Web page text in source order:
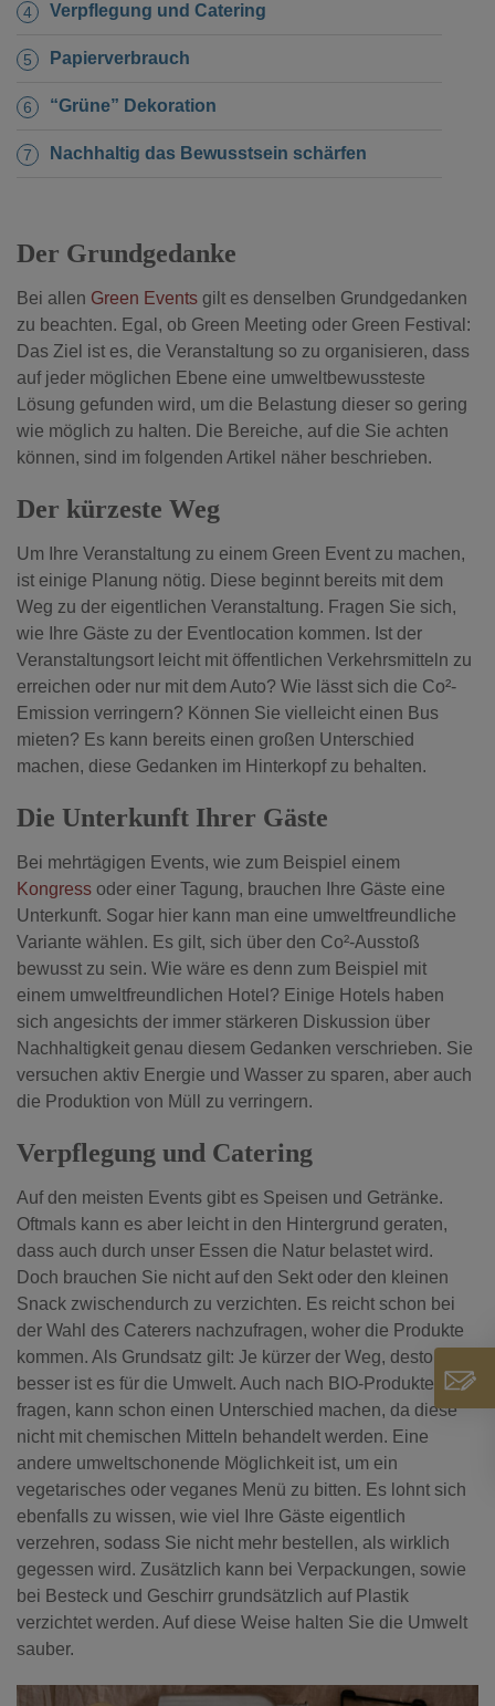
Verpflegung und Catering
Papierverbrauch
“Grüne” Dekoration
Nachhaltig das Bewusstsein schärfen
Der Grundgedanke
Bei allen Green Events gilt es denselben Grundgedanken
zu beachten. Egal, ob Green Meeting oder Green Festival:
Das Ziel ist es, die Veranstaltung so zu organisieren, dass
auf jeder möglichen Ebene eine umweltbewussteste
Lösung gefunden wird, um die Belastung dieser so gering
wie möglich zu halten. Die Bereiche, auf die Sie achten
können, sind im folgenden Artikel näher beschrieben.
Der kürzeste Weg
Um Ihre Veranstaltung zu einem Green Event zu machen,
ist einige Planung nötig. Diese beginnt bereits mit dem
Weg zu der eigentlichen Veranstaltung. Fragen Sie sich,
wie Ihre Gäste zu der Eventlocation kommen. Ist der
Veranstaltungsort leicht mit öffentlichen Verkehrsmitteln zu
erreichen oder nur mit dem Auto? Wie lässt sich die Co²-
Emission verringern? Können Sie vielleicht einen Bus
mieten? Es kann bereits einen großen Unterschied
machen, diese Gedanken im Hinterkopf zu behalten.
Die Unterkunft Ihrer Gäste
Bei mehrtägigen Events, wie zum Beispiel einem
Kongress oder einer Tagung, brauchen Ihre Gäste eine
Unterkunft. Sogar hier kann man eine umweltfreundliche
Variante wählen. Es gilt, sich über den Co²-Ausstoß
bewusst zu sein. Wie wäre es denn zum Beispiel mit
einem umweltfreundlichen Hotel? Einige Hotels haben
sich angesichts der immer stärkeren Diskussion über
Nachhaltigkeit genau diesem Gedanken verschrieben. Sie
versuchen aktiv Energie und Wasser zu sparen, aber auch
die Produktion von Müll zu verringern.
Verpflegung und Catering
Auf den meisten Events gibt es Speisen und Getränke.
Oftmals kann es aber leicht in den Hintergrund geraten,
dass auch durch unser Essen die Natur belastet wird.
Doch brauchen Sie nicht auf den Sekt oder den kleinen
Snack zwischendurch zu verzichten. Es reicht schon bei
der Wahl des Caterers nachzufragen, woher die Produkte
kommen. Als Grundsatz gilt: Je kürzer der Weg, desto
besser ist es für die Umwelt. Auch nach BIO-Produkten zu
fragen, kann schon einen Unterschied machen, da diese
nicht mit chemischen Mitteln behandelt werden. Eine
andere umweltschonende Möglichkeit ist, um ein
vegetarisches oder veganes Menü zu bitten. Es lohnt sich
ebenfalls zu wissen, wie viel Ihre Gäste eigentlich
verzehren, sodass Sie nicht mehr bestellen, als wirklich
gegessen wird. Zusätzlich kann bei Verpackungen, sowie
bei Besteck und Geschirr grundsätzlich auf Plastik
verzichtet werden. Auf diese Weise halten Sie die Umwelt
sauber.